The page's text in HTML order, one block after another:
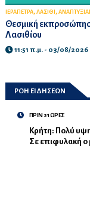
ΙΕΡΑΠΕΤΡΑ, ΛΑΣΙΘΙ ,
Θεσμική
Λασιθίου
11:51 π.μ. - 03/08/2026
ΡΟΗ ΕΙΔΗΣΕΩΝ
ΠΡΙΝ 21 ΩΡΕΣ
Κρήτη: Πολύ
Σε επιφυλακή ο